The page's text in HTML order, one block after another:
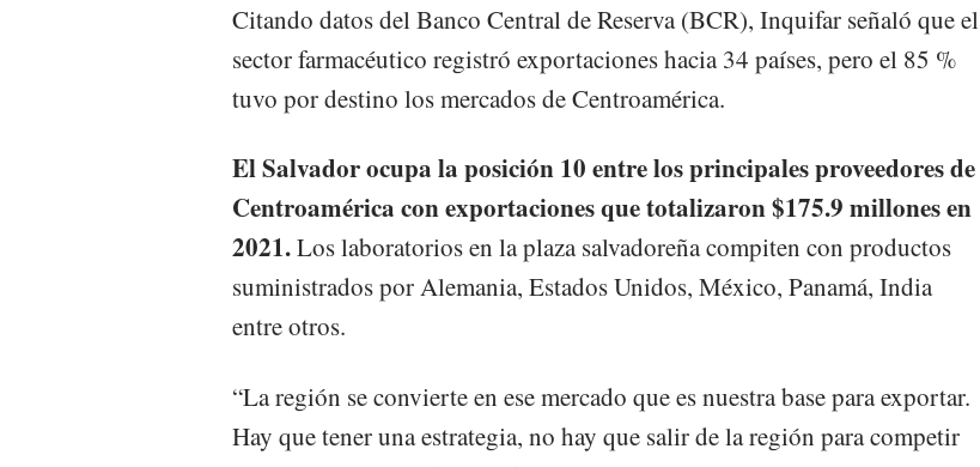
Citando datos del Banco Central de Reserva (BCR), Inquifar señaló que el
sector farmacéutico registró exportaciones hacia 34 países, pero el 85 %
tuvo por destino los mercados de Centroamérica.
El Salvador ocupa la posición 10 entre los principales proveedores de
Centroamérica con exportaciones que totalizaron $175.9 millones en
2021.Los laboratorios en la plaza salvadoreña compiten con productos
suministrados por Alemania, Estados Unidos, México, Panamá, India
entre otros.
“La región se convierte en ese mercado que es nuestra base para exportar.
Hay que tener una estrategia, no hay que salir de la región para competir